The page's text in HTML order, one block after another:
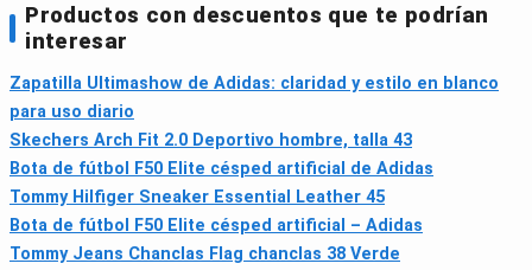
Productos con descuentos que te podrían
interesar
Zapatilla Ultimashow de Adidas: claridad y estilo en blanco
para uso diario
Skechers Arch Fit 2.0 Deportivo hombre, talla 43
Bota de fútbol F50 Elite césped artificial de Adidas
Tommy Hilfiger Sneaker Essential Leather 45
Bota de fútbol F50 Elite césped artificial – Adidas
Tommy Jeans Chanclas Flag chanclas 38 Verde